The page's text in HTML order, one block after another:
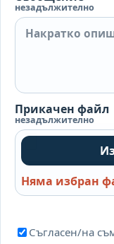
незадължително
Прикачен файл
незадължително
Няма избран
Съгласен/на